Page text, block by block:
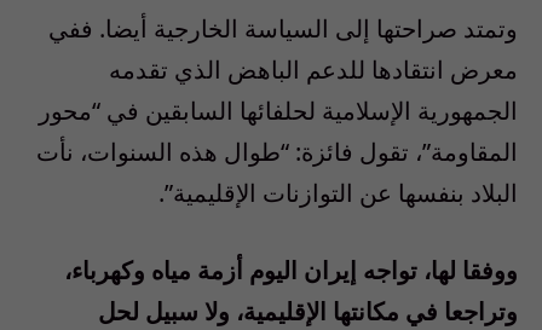
وتمتد صراحتها إلى السياسة الخارجية أيضا. ففي
معرض انتقادها للدعم الباهض الذي تقدمه
الجمهورية الإسلامية لحلفائها السابقين في “محور
المقاومة”، تقول فائزة: “طوال هذه السنوات، نأت
البلاد بنفسها عن التوازنات الإقليمية”.
ووفقا لها، تواجه إيران اليوم أزمة مياه وكهرباء،
وتراجعا في مكانتها الإقليمية، ولا سبيل لحل